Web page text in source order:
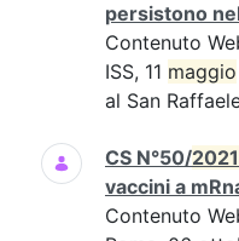
persistono
Contenuto
ISS, 11 maggio
al San
CS N°50/2021
vaccini a
Contenuto